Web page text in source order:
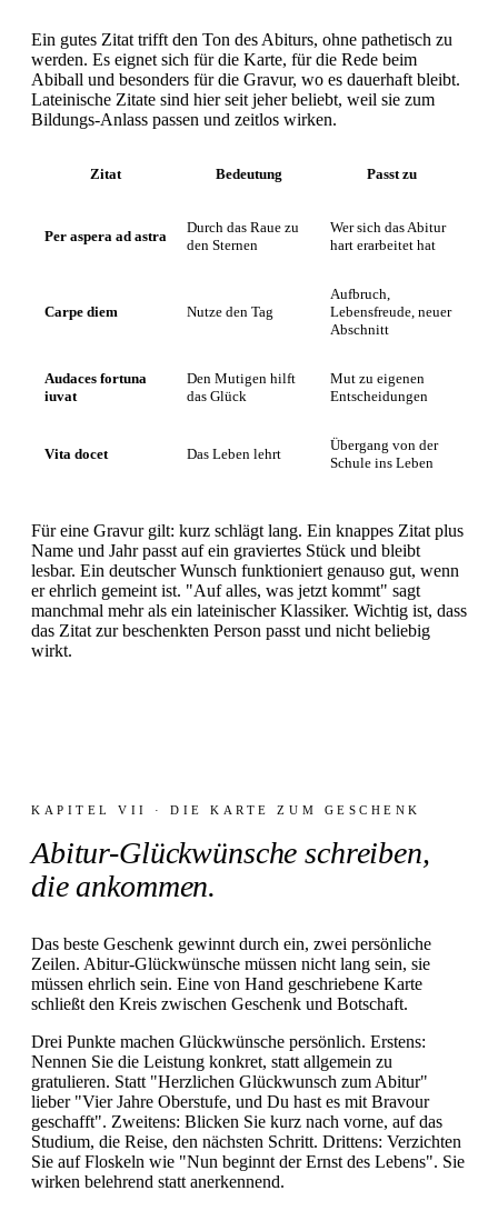
Ein gutes Zitat trifft den Ton des Abiturs, ohne pathetisch zu
werden. Es eignet sich für die Karte, für die Rede beim
Abiball und besonders für die Gravur, wo es dauerhaft bleibt.
Lateinische Zitate sind hier seit jeher beliebt, weil sie zum
Bildungs-Anlass passen und zeitlos wirken.
Zitat Bedeutung Passt zu
Per aspera ad astra
Durch das Raue zu
den Sternen
Wer sich das Abitur
hart erarbeitet hat
Carpe diem Nutze den Tag
Aufbruch,
Lebensfreude, neuer
Abschnitt
Audaces fortuna
iuvat
Den Mutigen hilft
das Glück
Mut zu eigenen
Entscheidungen
Vita docet Das Leben lehrt
Übergang von der
Schule ins Leben
Für eine Gravur gilt: kurz schlägt lang. Ein knappes Zitat plus
Name und Jahr passt auf ein graviertes Stück und bleibt
lesbar. Ein deutscher Wunsch funktioniert genauso gut, wenn
er ehrlich gemeint ist. "Auf alles, was jetzt kommt" sagt
manchmal mehr als ein lateinischer Klassiker. Wichtig ist, dass
das Zitat zur beschenkten Person passt und nicht beliebig
wirkt.
KAPITEL VII · DIE KARTE ZUM GESCHENK
Abitur-Glückwünsche schreiben,
die ankommen.
Das beste Geschenk gewinnt durch ein, zwei persönliche
Zeilen. Abitur-Glückwünsche müssen nicht lang sein, sie
müssen ehrlich sein. Eine von Hand geschriebene Karte
schließt den Kreis zwischen Geschenk und Botschaft.
Drei Punkte machen Glückwünsche persönlich. Erstens:
Nennen Sie die Leistung konkret, statt allgemein zu
gratulieren. Statt "Herzlichen Glückwunsch zum Abitur"
lieber "Vier Jahre Oberstufe, und Du hast es mit Bravour
geschafft". Zweitens: Blicken Sie kurz nach vorne, auf das
Studium, die Reise, den nächsten Schritt. Drittens: Verzichten
Sie auf Floskeln wie "Nun beginnt der Ernst des Lebens". Sie
wirken belehrend statt anerkennend.